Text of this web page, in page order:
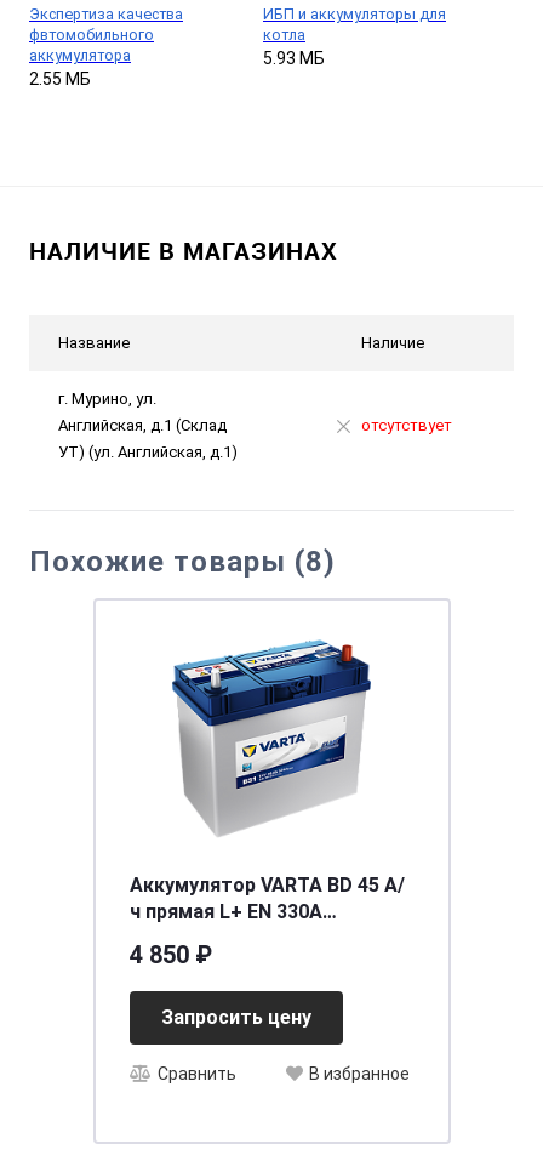
Экспертиза качества
фвтомобильного
аккумулятора
2.55 МБ
ИБП и аккумуляторы для
котла
5.93 МБ
НАЛИЧИЕ В МАГАЗИНАХ
Название Наличие
г. Мурино, ул.
Английская, д.1 (Склад
УТ) (ул. Английская, д.1)
отсутствует
Похожие товары (8)
Аккумулятор VARTA BD 45 А/
ч прямая L+ EN 330A
4 850 ₽
Запросить цену
Сравнить В избранное